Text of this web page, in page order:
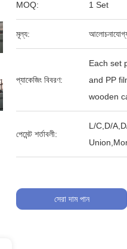
MOQ: 1 Set
মূল্য:
প্যাকেজিং বিবরণ:
Each set
and PP
wooden
পেমেন্ট শর্তাবলী:
L/C,D/
সেরা দাম পান